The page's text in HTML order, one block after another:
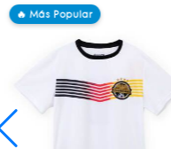
🔥 Más Popular